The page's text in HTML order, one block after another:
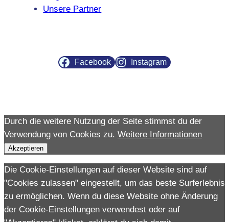
Unsere Partner
Facebook Instagram
Durch die weitere Nutzung der Seite stimmst du der
Verwendung von Cookies zu. Weitere Informationen
Akzeptieren
Die Cookie-Einstellungen auf dieser Website sind auf
"Cookies zulassen" eingestellt, um das beste Surferlebnis
zu ermöglichen. Wenn du diese Website ohne Änderung
der Cookie-Einstellungen verwendest oder auf